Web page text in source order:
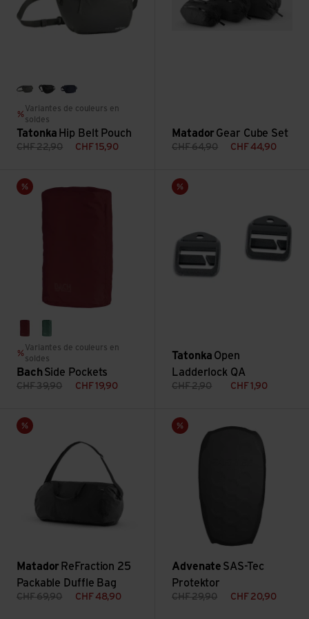
titan grey
blacknavy
Variantes de couleurs en
soldes
Tatonka Hip Belt Pouch
CHF22,90 CHF15,90
Matador Gear Cube Set
CHF64,90 CHF44,90
Vente
red dahliapine green
Variantes de couleurs en
soldes
Bach Side Pockets
CHF39,90 CHF19,90
Voir Side Pockets
Vente
Tatonka Open
Ladderlock QA
CHF2,90 CHF1,90
Voir Open Ladderlock QA
Vente
Matador ReFraction 25
Packable Duffle Bag
CHF69,90 CHF48,90
Voir ReFraction 25 Packable Duffle Bag
Vente
Advenate SAS-Tec
Protektor
CHF29,90 CHF 20,90
Voir SAS-Tec Protektor